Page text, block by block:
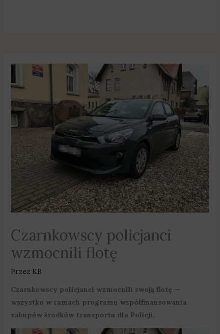
Czarnkowscy policjanci
wzmocnili flotę
Przez KB
Czarnkowscy policjanci wzmocnili swoją flotę —
wszystko w ramach programu współfinansowania
zakupów środków transportu dla Policji.